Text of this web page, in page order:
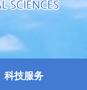
科技服务